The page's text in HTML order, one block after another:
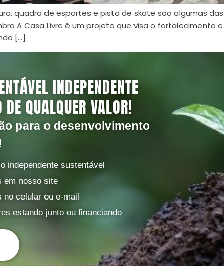
quadra de esportes e pista de skate são algumas
A Casa Livre é um projeto que visa o
[…]
INDEPENDENTE
QUALQUER VALOR!
para o desenvolvimento
independente sustentável
em nosso site
no celular ou e-mail
estando junto ou financiando